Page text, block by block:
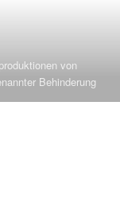
von
Behinderung